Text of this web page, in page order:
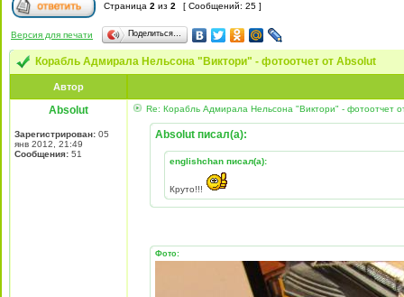
Страница 2 из 2 [ Сообщений: 25 ]
Версия для печати Поделиться…
Корабль Адмирала Нельсона "Виктори" - фотоотчет от Absolut
Автор
Absolut
Зарегистрирован: 05
янв 2012, 21:49
Сообщения: 51
Re: Корабль Адмирала Нельсона "Виктори" - фотоотчет
Absolut писал(а):
englishchan писал(а):
Круто!!!
Фото: